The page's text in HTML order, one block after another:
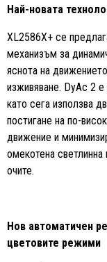
Най-новата
XL2586X+ се
механизъм за
яснота на
изживяване. DyAc 2
като сега използва
постигане на по-
движение и
омекотена
очите.
Нов автоматичен
цветовите режими